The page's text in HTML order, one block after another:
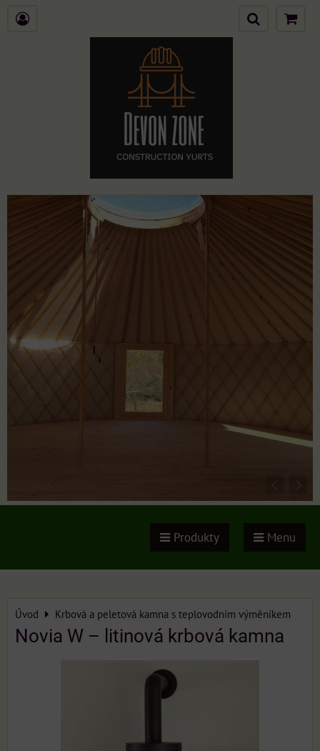
Produkty Menu
Úvod Krbová a peletová kamna s teplovodním výměníkem
Novia W – litinová krbová kamna